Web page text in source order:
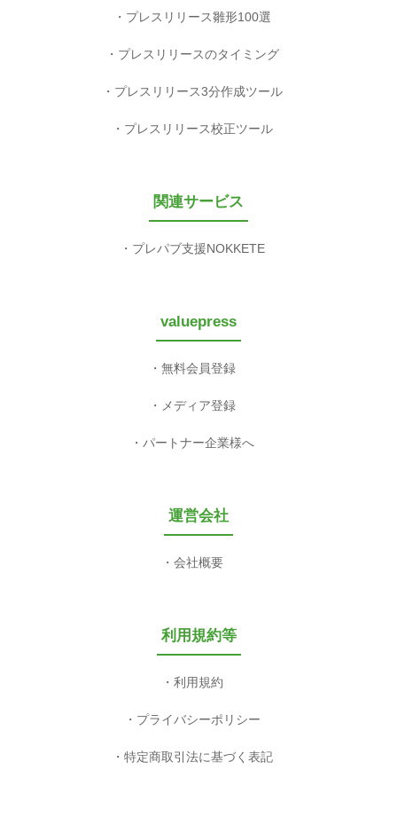
プレスリリース雛形100選
プレスリリースのタイミング
プレスリリース3分作成ツール
プレスリリース校正ツール
関連サービス
プレパブ支援NOKKETE
valuepress
無料会員登録
メディア登録
パートナー企業様へ
運営会社
会社概要
利用規約等
利用規約
プライバシーポリシー
特定商取引法に基づく表記